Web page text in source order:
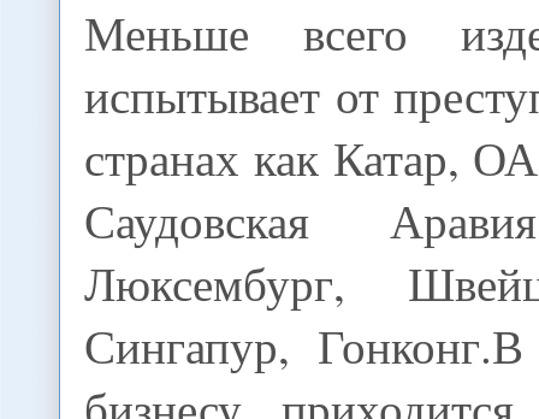
Меньше всего
испытывает от
странах как Катар,
Саудовская
Люксембург,
Сингапур,